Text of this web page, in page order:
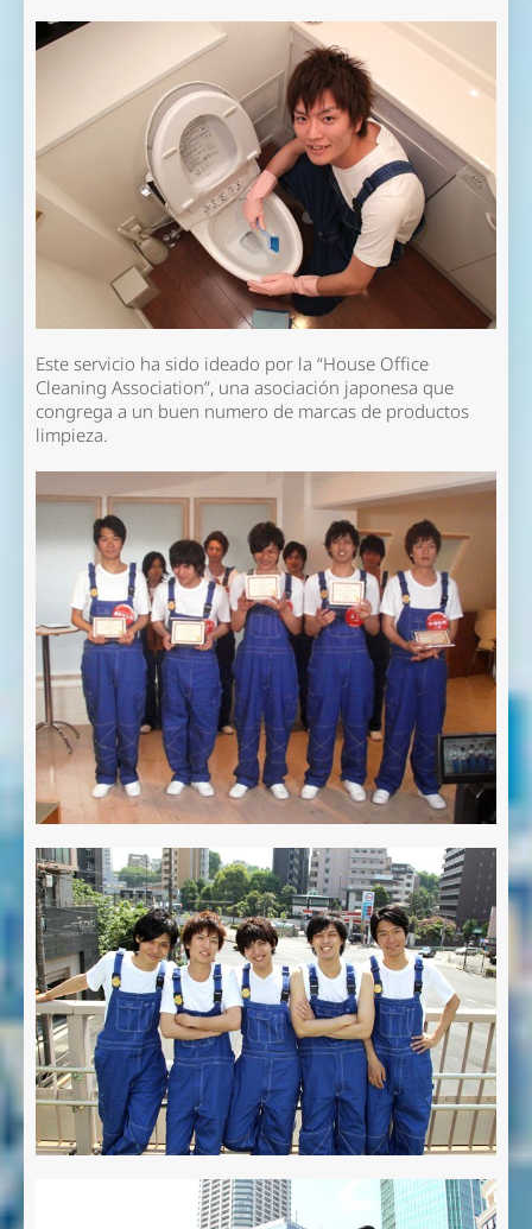
Este servicio ha sido ideado por la “House Office
Cleaning Association”, una asociación japonesa que
congrega a un buen numero de marcas de productos
limpieza.